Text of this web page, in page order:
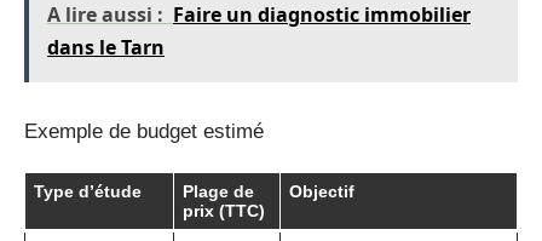
A lire aussi : Faire un diagnostic immobilier
dans le Tarn
Exemple de budget estimé
Type d’étude
Plage de
prix (TTC)
Objectif